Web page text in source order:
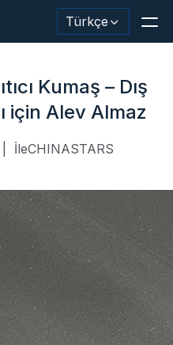
Türkçe
Kumaş – Dış
için Alev Almaz
İleCHINASTARS